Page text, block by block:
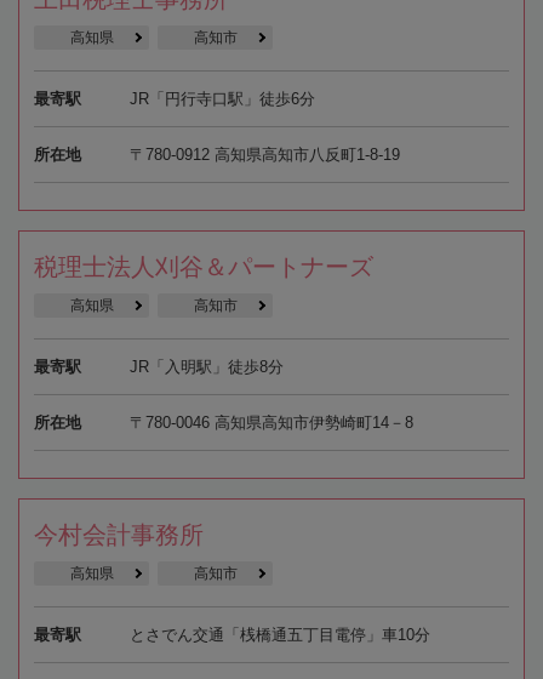
高知県 高知市
最寄駅 JR「円行寺口駅」徒歩6分
所在地 〒780-0912 高知県高知市八反町1-8-19
税理士法人刈谷＆パートナーズ
高知県 高知市
最寄駅 JR「入明駅」徒歩8分
所在地 〒780-0046 高知県高知市伊勢崎町14－8
今村会計事務所
高知県 高知市
最寄駅 とさでん交通「桟橋通五丁目電停」車10分